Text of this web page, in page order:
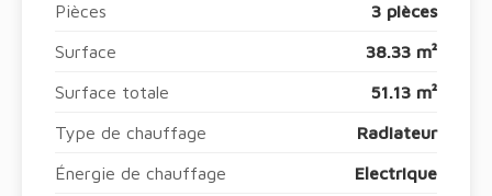
Pièces 3 pièces
Surface 38.33 m²
Surface totale 51.13 m²
Type de chauffage Radiateur
Énergie de chauffage Electrique